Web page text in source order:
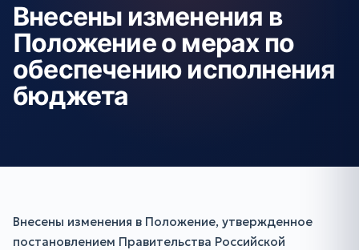
Внесены изменения в
Положение о мерах по
обеспечению исполнения
бюджета
Внесены изменения в Положение, утвержденное
постановлением Правительства Российской